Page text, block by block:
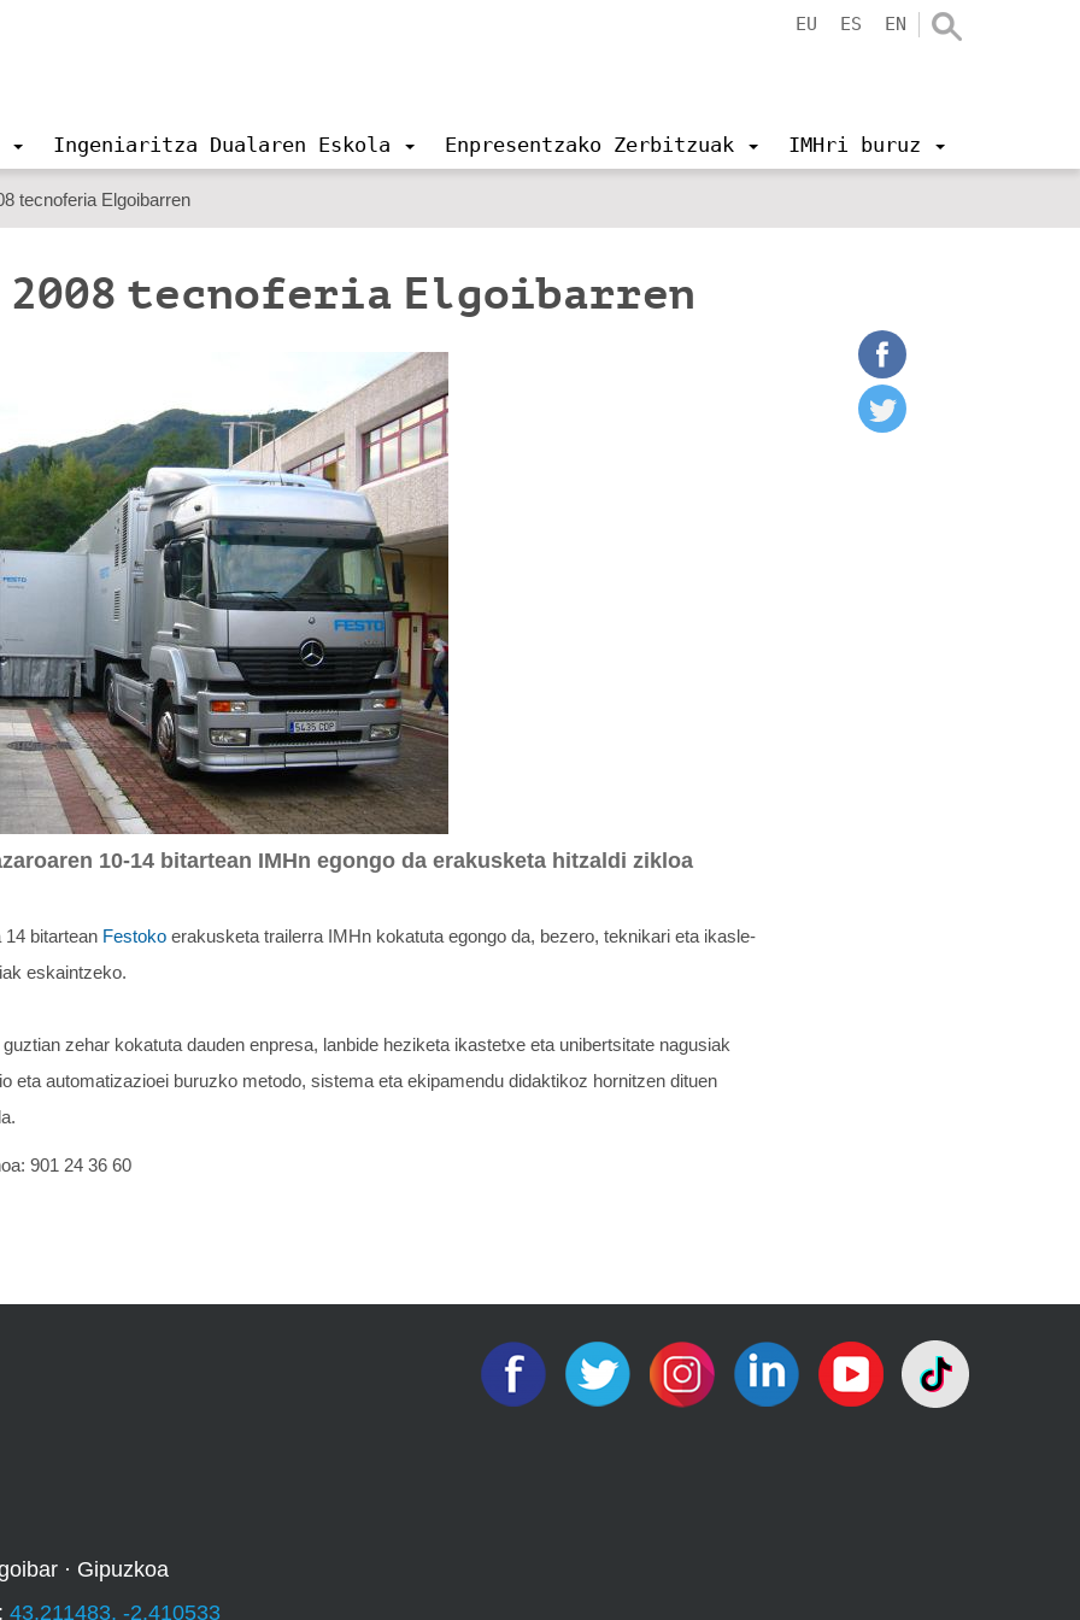
EU ES EN
Ingeniaritza Dualaren Eskola Enpresentzako Zerbitzuak IMHri buruz
tecnoferia Elgoibarren
2008 tecnoferia Elgoibarren
10-14 bitartean IMHn egongo da erakusketa hitzaldi zikloa
14 bitartean Festoko erakusketa trailerra IMHn kokatuta egongo da, bezero, teknikari eta ikasle-
eskaintzeko.
guztian zehar kokatuta dauden enpresa, lanbide heziketa ikastetxe eta unibertsitate nagusiak
eta automatizazioei buruzko metodo, sistema eta ekipamendu didaktikoz hornitzen dituen
901 24 36 60
· Gipuzkoa
43.211483, -2.410533